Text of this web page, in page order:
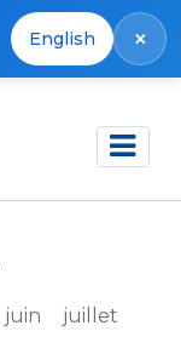
English ×
juin
juillet